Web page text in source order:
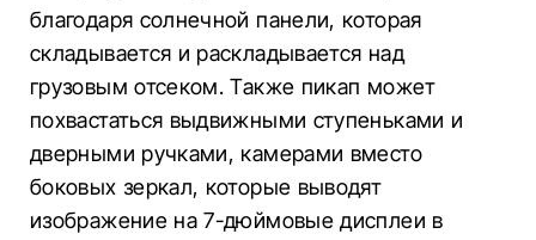
благодаря солнечной панели, которая
складывается и раскладывается над
грузовым отсеком. Также пикап может
похвастаться выдвижными ступеньками и
дверными ручками, камерами вместо
боковых зеркал, которые выводят
изображение на 7-дюймовые дисплеи в